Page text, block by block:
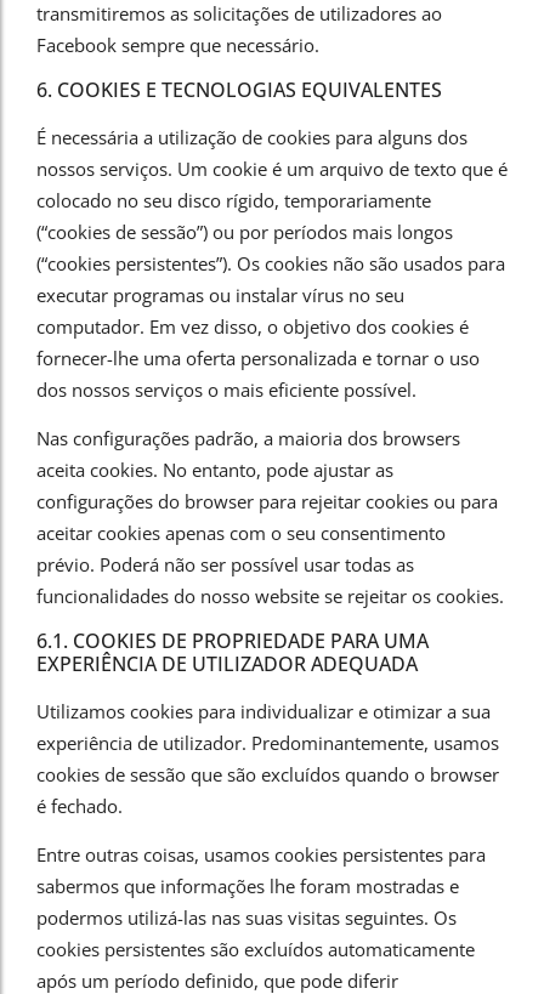
transmitiremos as solicitações de utilizadores ao
Facebook sempre que necessário.
6. COOKIES E TECNOLOGIAS EQUIVALENTES
É necessária a utilização de cookies para alguns dos
nossos serviços. Um cookie é um arquivo de texto que é
colocado no seu disco rígido, temporariamente
(“cookies de sessão”) ou por períodos mais longos
(“cookies persistentes”). Os cookies não são usados para
executar programas ou instalar vírus no seu
computador. Em vez disso, o objetivo dos cookies é
fornecer-lhe uma oferta personalizada e tornar o uso
dos nossos serviços o mais eficiente possível.
Nas configurações padrão, a maioria dos browsers
aceita cookies. No entanto, pode ajustar as
configurações do browser para rejeitar cookies ou para
aceitar cookies apenas com o seu consentimento
prévio. Poderá não ser possível usar todas as
funcionalidades do nosso website se rejeitar os cookies.
6.1. COOKIES DE PROPRIEDADE PARA UMA
EXPERIÊNCIA DE UTILIZADOR ADEQUADA
Utilizamos cookies para individualizar e otimizar a sua
experiência de utilizador. Predominantemente, usamos
cookies de sessão que são excluídos quando o browser
é fechado.
Entre outras coisas, usamos cookies persistentes para
sabermos que informações lhe foram mostradas e
podermos utilizá-las nas suas visitas seguintes. Os
cookies persistentes são excluídos automaticamente
após um período definido, que pode diferir